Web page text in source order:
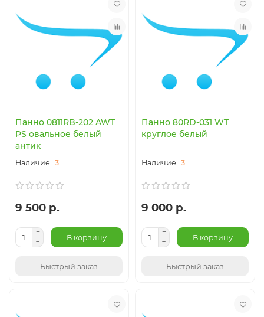
Панно 0811RB-202 AWT
PS овальное белый
антик
3
9 500 р.
В корзину
Быстрый заказ
Панно 80RD-031 WT
круглое белый
3
9 000 р.
В корзину
Быстрый заказ